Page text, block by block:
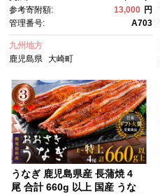
つまぶし 蒲焼 訳あり ギフト 人
気 おすすめ 鹿児島県 大崎町 大
隅半島 A703
参考寄附額:
13,000 円
管理番号:
A703
九州地方
鹿児島県
大崎町
うなぎ 鹿児島県産 長蒲焼 4
尾 合計 660g 以上 国産 うな